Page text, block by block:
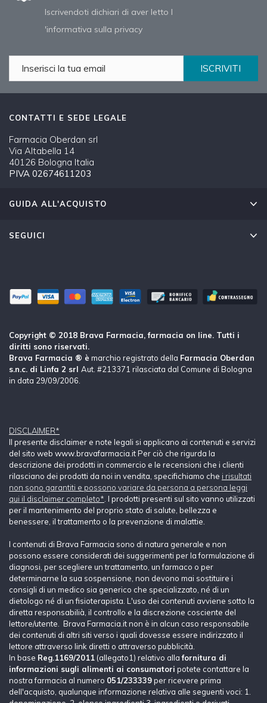
Iscrivendoti dichiari di aver letto l
'informativa sulla privacy
ISCRIVITI
CONTATTI E SEDE LEGALE
Farmacia Oberdan srl
Via Altabella 14
40126 Bologna Italia
PIVA 02674611203
GUIDA ALL'ACQUISTO
SEGUICI
Copyright © 2018 Brava Farmacia, farmacia on line. Tutti i
diritti sono riservati.
Brava Farmacia ® è marchio registrato della Farmacia Oberdan
s.n.c. di Linfa 2 srl Aut. #213371 rilasciata dal Comune di Bologna
in data 29/09/2006.
DISCLAIMER*
Il presente disclaimer e note legali si applicano ai contenuti e servizi
del sito web www.bravafarmacia.it Per ciò che rigurda la
descrizione dei prodotti in commercio e le recensioni che i clienti
rilasciano dei prodotti da noi in vendita, specifichiamo che i risultati
non sono garantiti e possono variare da persona a persona leggi
qui il disclaimer completo* . I prodotti presenti sul sito vanno utilizzati
per il mantenimento del proprio stato di salute, bellezza e
benessere, il trattamento o la prevenzione di malattie.
I contenuti di Brava Farmacia sono di natura generale e non
possono essere considerati dei suggerimenti per la formulazione di
diagnosi, per scegliere un trattamento, un farmaco o per
determinarne la sua sospensione, non devono mai sostituire i
consigli di un medico sia generico che specializzato, né di un
dietologo né di un fisioterapista. L'uso dei contenuti avviene sotto la
diretta responsabilià, il controllo e la discrezione cosciente del
lettore/utente. Brava Farmacia.it non è in alcun caso responsabile
dei contenuti di altri siti verso i quali dovesse essere indirizzato il
lettore attraverso link diretti o attraverso pubblicità.
In base Reg.1169/2011 (allegato1) relativo allafornitura di
informazioni sugli alimenti ai consumatori potete contattare la
nostra farmacia al numero 051/233339per ricevere prima
dell'acquisto, qualunque informazione relativa alle seguenti voci: 1.